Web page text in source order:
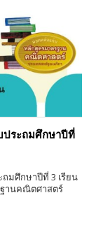
ระถมศึกษาปีที่
มศึกษาปีที่ 3 เรียน
านคณิตศาสตร์